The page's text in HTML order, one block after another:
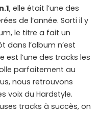
, elle était l’une des
de l’année. Sorti il y
le titre a fait un
dans l’album n’est
est l’une des tracks les
parfaitement au
nous retrouvons
voix du Hardstyle.
tracks à succès, on